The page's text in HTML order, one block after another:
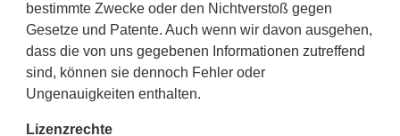
bestimmte Zwecke oder den Nichtverstoß gegen
Gesetze und Patente. Auch wenn wir davon ausgehen,
dass die von uns gegebenen Informationen zutreffend
sind, können sie dennoch Fehler oder
Ungenauigkeiten enthalten.
Lizenzrechte